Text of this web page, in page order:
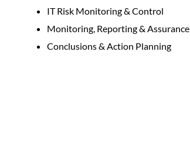
IT Risk Monitoring & Control
Monitoring, Reporting & Assurance
Conclusions & Action Planning